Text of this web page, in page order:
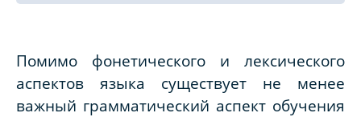
Помимо фонетического и лексического
аспектов языка существует не менее
важный грамматический аспект обучения